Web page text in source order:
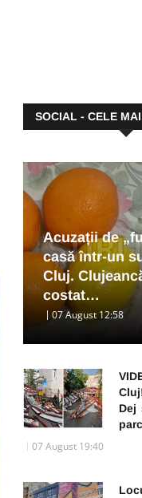
SOCIAL - CELE
Acuzații de
casă într-un
Cluj.
costat…
07 August 12:58
Dej
07 August 19:40